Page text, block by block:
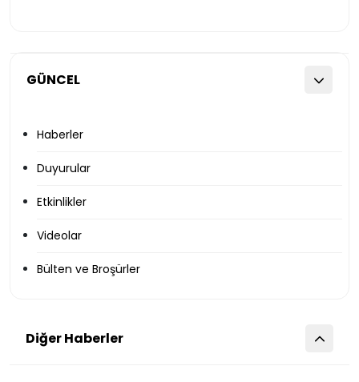
GÜNCEL
Haberler
Duyurular
Etkinlikler
Videolar
Bülten ve Broşürler
Diğer Haberler